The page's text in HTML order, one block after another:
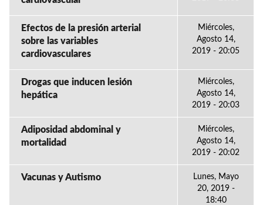
Efectos de la presión arterial
sobre las variables
cardiovasculares
Miércoles,
Agosto 14,
2019 - 20:05
Drogas que inducen lesión
hepática
Miércoles,
Agosto 14,
2019 - 20:03
Adiposidad abdominal y
mortalidad
Miércoles,
Agosto 14,
2019 - 20:02
Vacunas y Autismo
Lunes, Mayo
20, 2019 -
18:40